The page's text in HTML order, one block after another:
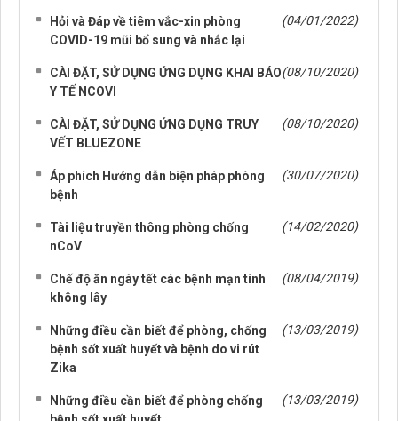
Hỏi và Đáp về tiêm vắc-xin phòng
COVID-19 mũi bổ sung và nhắc lại
(04/01/2022)
CÀI ĐẶT, SỬ DỤNG ỨNG DỤNG KHAI BÁO
Y TẾ NCOVI
(08/10/2020)
CÀI ĐẶT, SỬ DỤNG ỨNG DỤNG TRUY
VẾT BLUEZONE
(08/10/2020)
Áp phích Hướng dẫn biện pháp phòng
bệnh
(30/07/2020)
Tài liệu truyền thông phòng chống
nCoV
(14/02/2020)
Chế độ ăn ngày tết các bệnh mạn tính
không lây
(08/04/2019)
Những điều cần biết để phòng, chống
bệnh sốt xuất huyết và bệnh do vi rút
Zika
(13/03/2019)
Những điều cần biết để phòng chống
(13/03/2019)